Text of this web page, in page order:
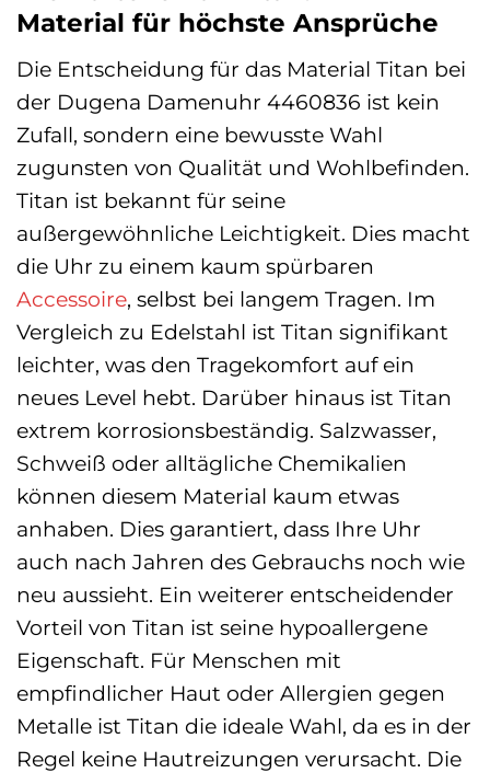
Material für höchste Ansprüche
Die Entscheidung für das Material Titan bei
der Dugena Damenuhr 4460836 ist kein
Zufall, sondern eine bewusste Wahl
zugunsten von Qualität und Wohlbefinden.
Titan ist bekannt für seine
außergewöhnliche Leichtigkeit. Dies macht
die Uhr zu einem kaum spürbaren
Accessoire, selbst bei langem Tragen. Im
Vergleich zu Edelstahl ist Titan signifikant
leichter, was den Tragekomfort auf ein
neues Level hebt. Darüber hinaus ist Titan
extrem korrosionsbeständig. Salzwasser,
Schweiß oder alltägliche Chemikalien
können diesem Material kaum etwas
anhaben. Dies garantiert, dass Ihre Uhr
auch nach Jahren des Gebrauchs noch wie
neu aussieht. Ein weiterer entscheidender
Vorteil von Titan ist seine hypoallergene
Eigenschaft. Für Menschen mit
empfindlicher Haut oder Allergien gegen
Metalle ist Titan die ideale Wahl, da es in der
Regel keine Hautreizungen verursacht. Die